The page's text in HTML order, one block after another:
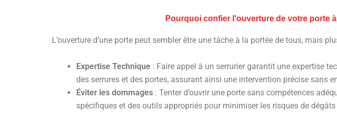
Pourquoi confier l'ouverture de votre porte
L’ouverture d’une porte peut sembler être une tâche à la portée de tous, mais
Expertise Technique : Faire appel à un serrurier garantit une expertise
des serrures et des portes, assurant ainsi une intervention précise sans
Éviter les dommages : Tenter d’ouvrir une porte sans compétences
spécifiques et des outils appropriés pour minimiser les risques de